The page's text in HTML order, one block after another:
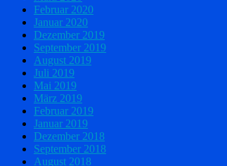
Februar 2020
Januar 2020
Dezember 2019
September 2019
August 2019
Juli 2019
Mai 2019
März 2019
Februar 2019
Januar 2019
Dezember 2018
September 2018
August 2018